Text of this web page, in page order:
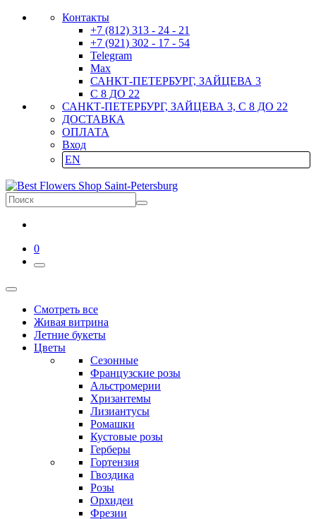
Контакты
+7 (812) 313 - 24 - 21
+7 (921) 302 - 17 - 54
Telegram
Max
САНКТ-ПЕТЕРБУРГ, ЗАЙЦЕВА 3
С 8 ДО 22
САНКТ-ПЕТЕРБУРГ, ЗАЙЦЕВА 3, С 8 ДО 22
ДОСТАВКА
ОПЛАТА
Вход
EN
0
Смотреть все
Живая витрина
Летние букеты
Цветы
Сезонные
Французские розы
Альстромерии
Хризантемы
Лизиантусы
Ромашки
Кустовые розы
Герберы
Гортензия
Гвоздика
Розы
Орхидеи
Фрезии